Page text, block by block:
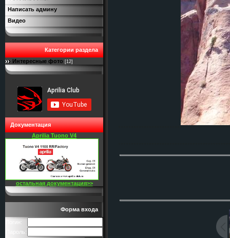
Написать админу
Видео
Категории раздела
Интересные фото [12]
Документация
Aprilia Tuono V4
остальная документация>>
Форма входа
Логин:
Пароль: